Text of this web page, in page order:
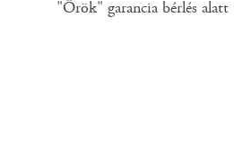
"Örök" garancia bérlés alatt